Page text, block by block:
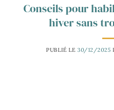
Conseils pour
hiver sans
PUBLIÉ LE 30/12/2025